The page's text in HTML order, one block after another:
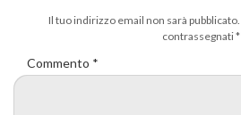
Il tuo indirizzo email non sarà pubblicato.
contrassegnati*
Commento *